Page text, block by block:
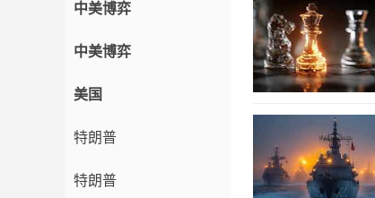
中美博弈
中美博弈
美国
特朗普
特朗普